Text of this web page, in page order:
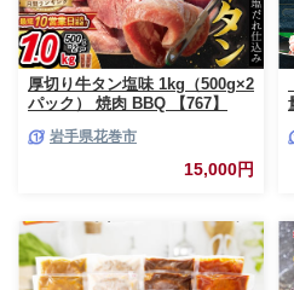
厚切り牛タン塩味 1kg（500g×2
パック） 焼肉 BBQ 【767】
岩手県花巻市
15,000円